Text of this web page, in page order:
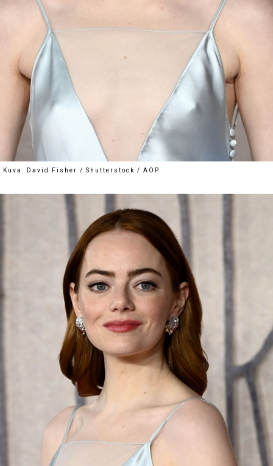
Kuva: David Fisher / Shutterstock / AOP